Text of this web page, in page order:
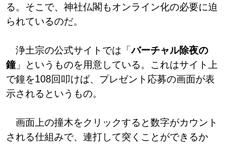
る。そこで、神社仏閣もオンライン化の必要に迫
られているのだ。
浄土宗の公式サイトでは「バーチャル除夜の
鐘」というものを用意している。これはサイト上
で鐘を108回叩けば、プレゼント応募の画面が表
示されるというもの。
画面上の撞木をクリックすると数字がカウント
される仕組みで、連打して突くことができるか